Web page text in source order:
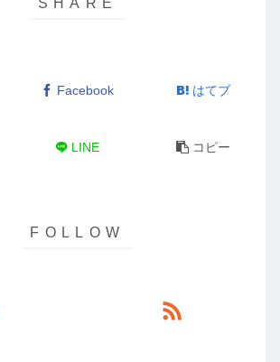
Facebook はてブ
LINE コピー